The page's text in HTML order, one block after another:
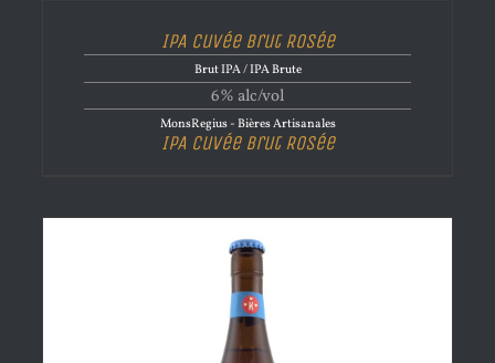
IPA Cuvée Brut Rosée
Brut IPA / IPA Brute
6% alc/vol
MonsRegius - Bières Artisanales
IPA Cuvée Brut Rosée